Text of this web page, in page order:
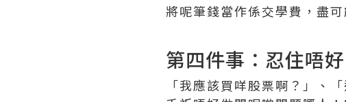
將呢筆錢當作係交學費，盡
第四件事：忍住唔
「我應該買咩股票啊？」、